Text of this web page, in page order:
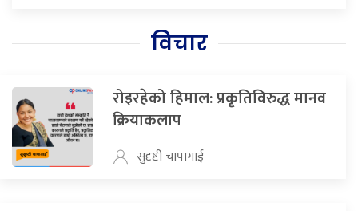
विचार
रोइरहेको हिमाल: प्रकृतिविरुद्ध मानव
क्रियाकलाप
सुदृष्टी चापागाई